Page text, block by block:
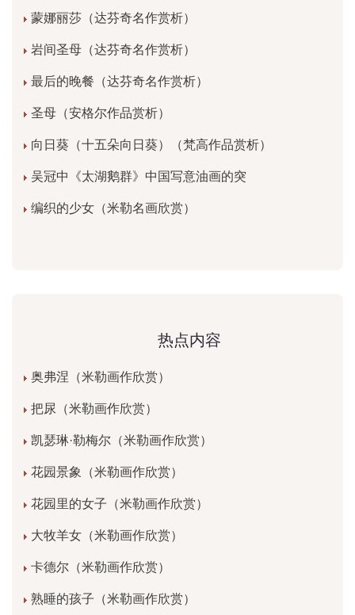
蒙娜丽莎（达芬奇名作赏析）
岩间圣母（达芬奇名作赏析）
最后的晚餐（达芬奇名作赏析）
圣母（安格尔作品赏析）
向日葵（十五朵向日葵）（梵高作品赏析）
吴冠中《太湖鹅群》中国写意油画的突
编织的少女（米勒名画欣赏）
热点内容
奥弗涅（米勒画作欣赏）
把尿（米勒画作欣赏）
凯瑟琳·勒梅尔（米勒画作欣赏）
花园景象（米勒画作欣赏）
花园里的女子（米勒画作欣赏）
大牧羊女（米勒画作欣赏）
卡德尔（米勒画作欣赏）
熟睡的孩子（米勒画作欣赏）